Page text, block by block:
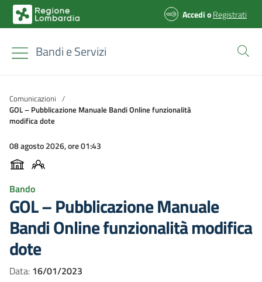
AccedioRegistrati
Bandi e Servizi
Comunicazioni /
GOL – Pubblicazione Manuale Bandi Online funzionalità
modifica dote
08 agosto 2026, ore 01:43
Bando
GOL – Pubblicazione Manuale
Bandi Online funzionalità modifica
dote
Data: 16/01/2023